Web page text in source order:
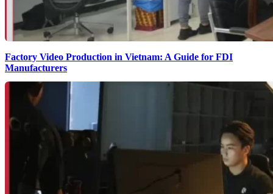
Factory Video Production in Vietnam: A Guide for FDI
Manufacturers